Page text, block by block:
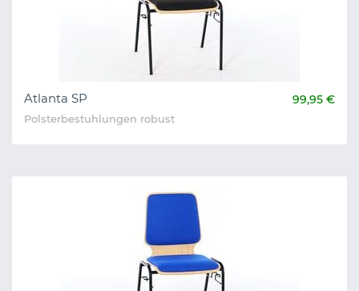
Atlanta SP 99,95 €
Polsterbestuhlungen robust